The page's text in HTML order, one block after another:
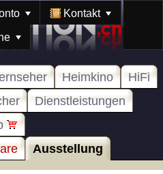
Kontakt
Heimkino
HiFi
Dienstleistungen
Ausstellung